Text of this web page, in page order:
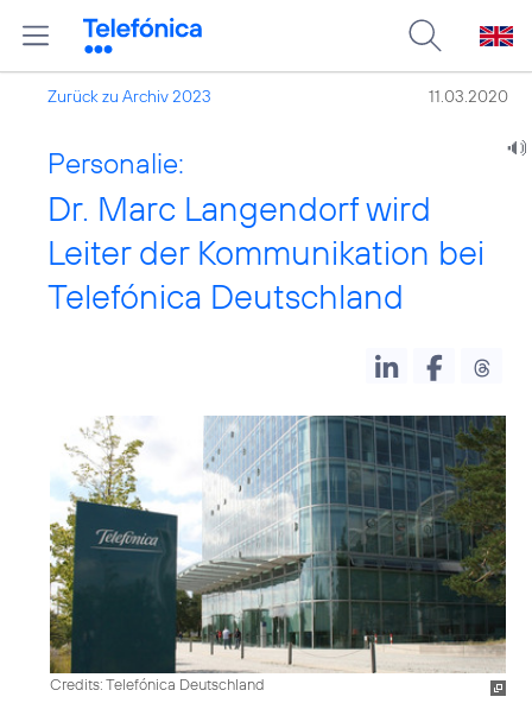
Zurück zu Archiv 2023 11.03.2020
Personalie:
Dr. Marc Langendorf wird
Leiter der Kommunikation bei
Telefónica Deutschland
Credits: Telefónica Deutschland